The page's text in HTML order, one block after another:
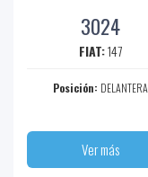
3024
FIAT:147
Posición: DELANTERA
Ver más